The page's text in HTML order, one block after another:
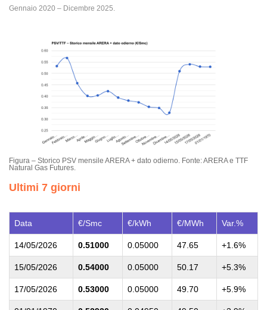
Gennaio 2020 – Dicembre 2025.
Figura – Storico PSV mensile ARERA + dato odierno. Fonte: ARERA e TTF
Natural Gas Futures.
Ultimi 7 giorni
Data €/Smc €/kWh €/MWh Var.%
14/05/2026 0.51000 0.05000 47.65 +1.6%
15/05/2026 0.54000 0.05000 50.17 +5.3%
17/05/2026 0.53000 0.05000 49.70 +5.9%